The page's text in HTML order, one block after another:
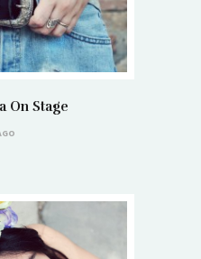
On Stage